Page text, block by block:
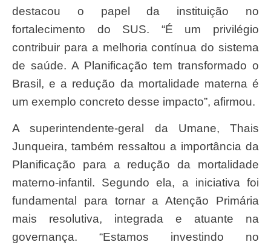
destacou o papel da instituição no
fortalecimento do SUS. “É um privilégio
contribuir para a melhoria contínua do sistema
de saúde. A Planificação tem transformado o
Brasil, e a redução da mortalidade materna é
um exemplo concreto desse impacto”, afirmou.
A superintendente-geral da Umane, Thais
Junqueira, também ressaltou a importância da
Planificação para a redução da mortalidade
materno-infantil. Segundo ela, a iniciativa foi
fundamental para tornar a Atenção Primária
mais resolutiva, integrada e atuante na
governança. “Estamos investindo no